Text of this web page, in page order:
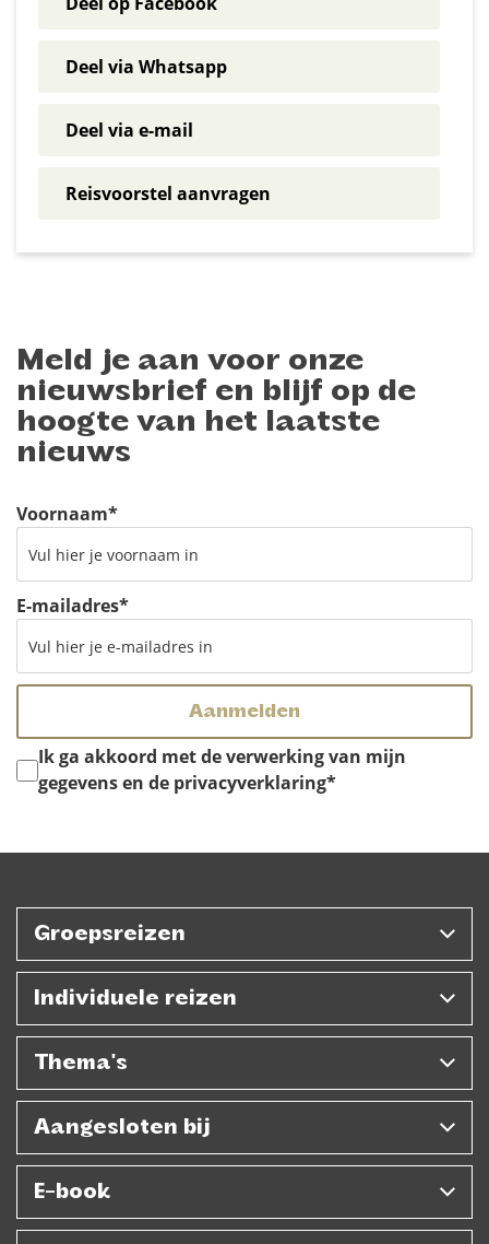
Deel via Whatsapp
Deel via e-mail
Reisvoorstel aanvragen
Meld je aan voor onze
nieuwsbrief en blijf op de
hoogte van het laatste
nieuws
Instemming*
Ik ga akkoord met de verwerking van mijn
gegevens en de privacyverklaring*
Voornaam*
E-mailadres*
Groepsreizen
Individuele reizen
Thema's
Aangesloten bij
E-book